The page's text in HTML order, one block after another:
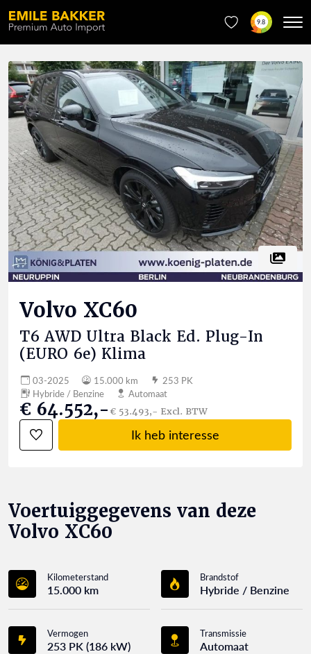
9.8
Volvo XC60
T6 AWD Ultra Black Ed. Plug-In
(EURO 6e) Klima
03-2025 15.000 km
253 PK
Hybride / Benzine
Automaat
€ 64.552,-€ 53.493,- Excl. BTW
Ik heb interesse
Voertuiggegevens van deze
Volvo XC60
Kilometerstand
15.000 km
Brandstof
Hybride / Benzine
Vermogen
253 PK (186 kW)
Transmissie
Automaat